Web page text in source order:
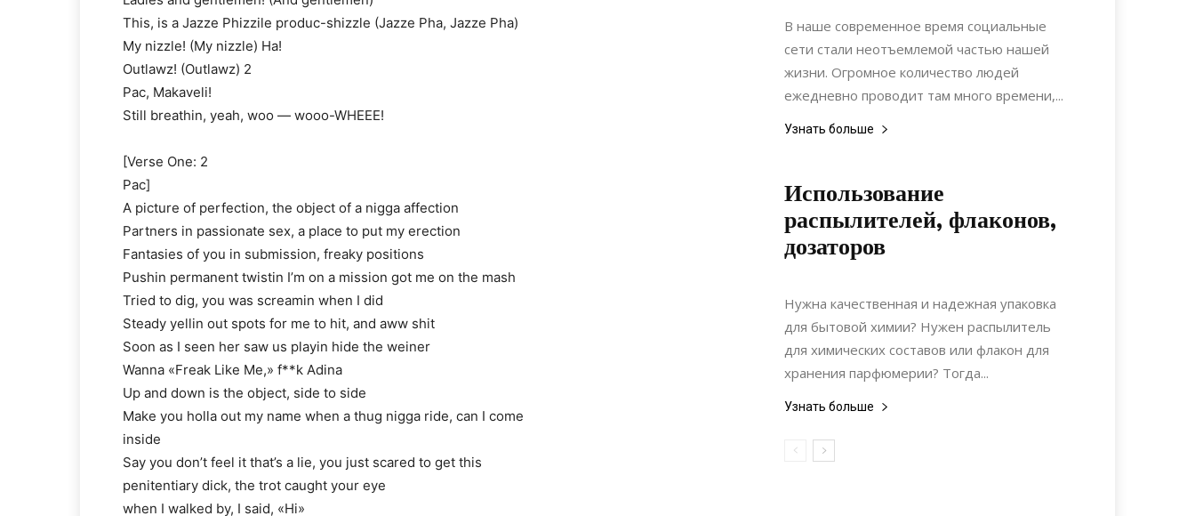
This, is a Jazze Phizzile produc-shizzle (Jazze Pha, Jazze Pha)
My nizzle! (My nizzle) Ha!
Outlawz! (Outlawz) 2
Pac, Makaveli!
Still breathin, yeah, woo — wooo-WHEEE!
[Verse One: 2
Pac]
A picture of perfection, the object of a nigga affection
Partners in passionate sex, a place to put my erection
Fantasies of you in submission, freaky positions
Pushin permanent twistin I’m on a mission got me on the mash
Tried to dig, you was screamin when I did
Steady yellin out spots for me to hit, and aww shit
Soon as I seen her saw us playin hide the weiner
Wanna «Freak Like Me,» f**k Adina
Up and down is the object, side to side
Make you holla out my name when a thug nigga ride, can I come
inside
Say you don’t feel it that’s a lie, you just scared to get this
penitentiary dick, the trot caught your eye
when I walked by, I said, «Hi»
В наше современное время социальные
сети стали неотъемлемой частью нашей
жизни. Огромное количество людей
ежедневно проводит там много времени,...
Узнать больше
Использование
распылителей, флаконов,
дозаторов
21.04.2021
Нужна качественная и надежная упаковка
для бытовой химии? Нужен распылитель
для химических составов или флакон для
хранения парфюмерии? Тогда...
Узнать больше